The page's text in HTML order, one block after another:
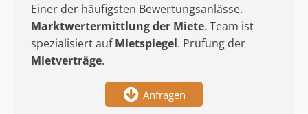
Einer der häufigsten Bewertungsanlässe.
Marktwertermittlungder Miete. Team ist
spezialisiert aufMietspiegel. Prüfung der
Mietverträge.
Anfragen